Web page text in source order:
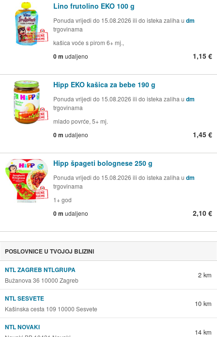
Lino frutolino EKO 100 g
Ponuda vrijedi do 15.08.2026 ili do isteka zaliha u dm
trgovinama
kašica voće s pirom 6+ mj.,
0 m udaljeno 1,15 €
Hipp EKO kašica za bebe 190 g
Ponuda vrijedi do 15.08.2026 ili do isteka zaliha u dm
trgovinama
mlado povrće, 5+ mj.
0 m udaljeno 1,45 €
Hipp špageti bolognese 250 g
Ponuda vrijedi do 15.08.2026 ili do isteka zaliha u dm
trgovinama
1+ god
0 m udaljeno 2,10 €
POSLOVNICE U TVOJOJ BLIZINI
NTL ZAGREB NTLGRUPA
Bužanova 36 10000 Zagreb
2 km
NTL SESVETE
Kašinska cesta 109 10000 Sesvete
10 km
NTL NOVAKI
14 km